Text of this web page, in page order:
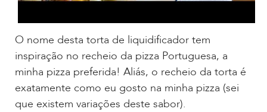
O nome desta torta de liquidificador tem
inspiração no recheio da pizza Portuguesa, a
minha pizza preferida! Aliás, o recheio da torta é
exatamente como eu gosto na minha pizza (sei
que existem variações deste sabor).